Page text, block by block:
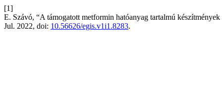
[1]
E. Szávó, “A támogatott metformin hatóanyag tartalmú
Jul. 2022, doi: 10.56626/egis.v1i1.8283.